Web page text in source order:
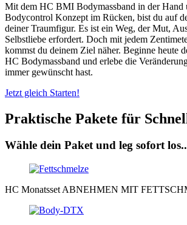
Mit dem HC BMI Bodymassband in der Hand
Bodycontrol Konzept im Rücken, bist du auf
deiner Traumfigur. Es ist ein Weg, der Mut,
Selbstliebe erfordert. Doch mit jedem
kommst du deinem Ziel näher. Beginne heute
HC Bodymassband und erlebe die
immer gewünscht hast.
Jetzt gleich Starten!
Praktische Pakete für
Wähle dein Paket und leg sofort
HC Monatsset ABNEHMEN MIT